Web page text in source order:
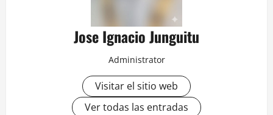
Jose Ignacio Junguitu
Administrator
Visitar el sitio web
Ver todas las entradas